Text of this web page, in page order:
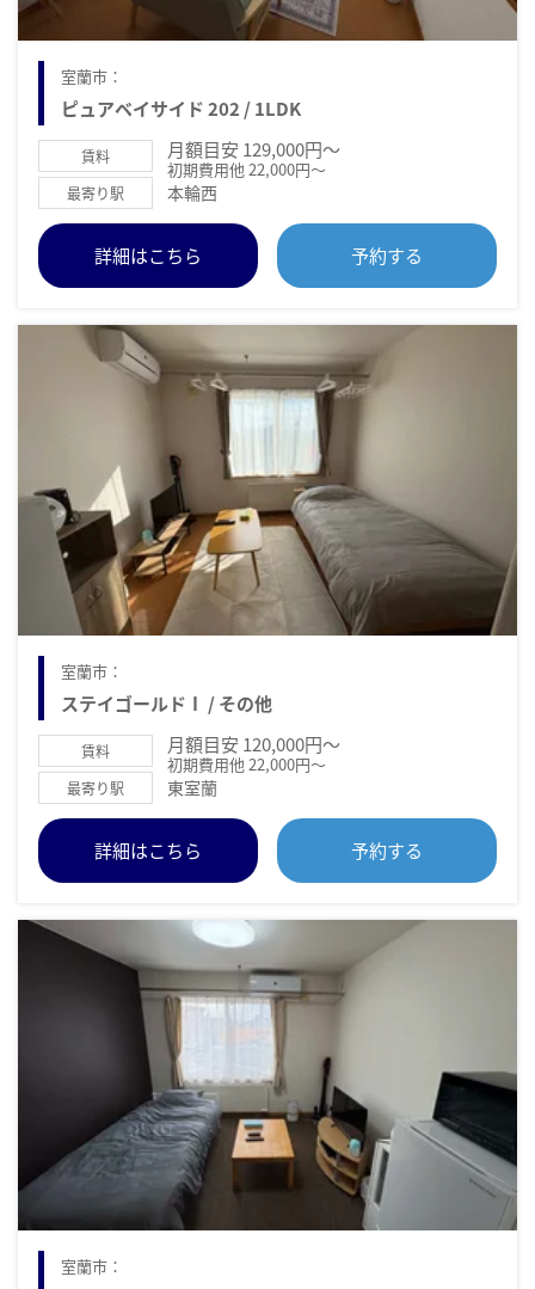
室蘭市：
ピュアベイサイド 202 / 1LDK
賃料 月額目安 129,000円～
初期費用他 22,000円～
最寄り駅 本輪西
詳細はこちら 予約する
室蘭市：
ステイゴールドⅠ / その他
賃料 月額目安 120,000円～
初期費用他 22,000円～
最寄り駅 東室蘭
詳細はこちら 予約する
室蘭市：